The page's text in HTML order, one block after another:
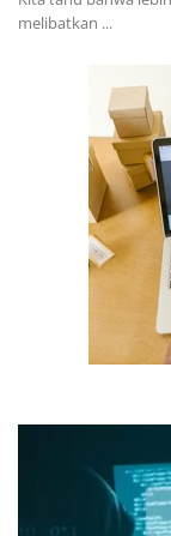
melibatkan ...